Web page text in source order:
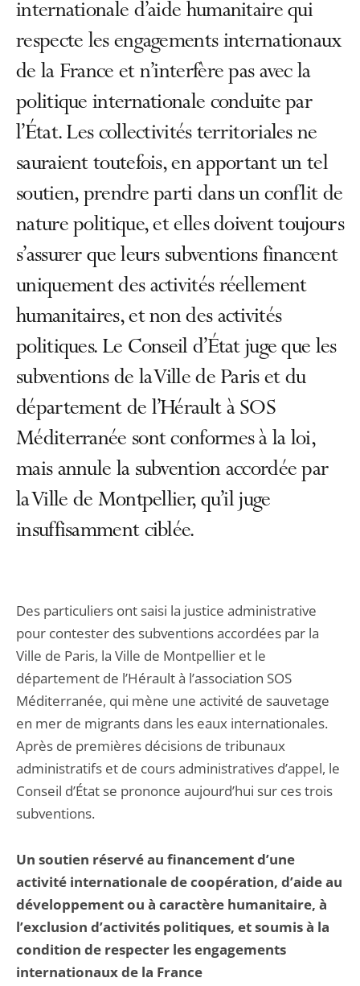
internationale d’aide humanitaire qui
respecte les engagements internationaux
de la France et n’interfère pas avec la
politique internationale conduite par
l’État. Les collectivités territoriales ne
sauraient toutefois, en apportant un tel
soutien, prendre parti dans un conflit de
nature politique, et elles doivent toujours
s’assurer que leurs subventions financent
uniquement des activités réellement
humanitaires, et non des activités
politiques. Le Conseil d’État juge que les
subventions de la Ville de Paris et du
département de l’Hérault à SOS
Méditerranée sont conformes à la loi,
mais annule la subvention accordée par
la Ville de Montpellier, qu’il juge
insuffisamment ciblée.
Des particuliers ont saisi la justice administrative
pour contester des subventions accordées par la
Ville de Paris, la Ville de Montpellier et le
département de l’Hérault à l’association SOS
Méditerranée, qui mène une activité de sauvetage
en mer de migrants dans les eaux internationales.
Après de premières décisions de tribunaux
administratifs et de cours administratives d’appel, le
Conseil d’État se prononce aujourd’hui sur ces trois
subventions.
Un soutien réservé au financement d’une
activité internationale de coopération, d’aide au
développement ou à caractère humanitaire, à
l’exclusion d’activités politiques, et soumis à la
condition de respecter les engagements
internationaux de la France